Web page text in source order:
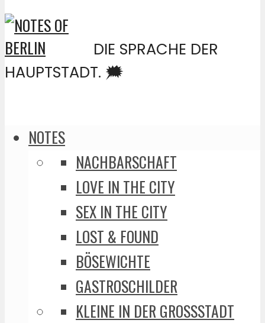
DIE SPRACHE DER
HAUPTSTADT. 🗯️
NOTES
NACHBARSCHAFT
LOVE IN THE CITY
SEX IN THE CITY
LOST & FOUND
BÖSEWICHTE
GASTROSCHILDER
KLEINE IN DER GROSSSTADT